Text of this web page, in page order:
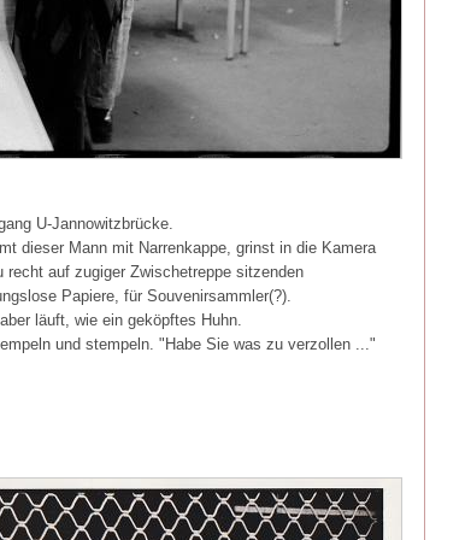
U-Jannowitzbrücke.
dieser Mann mit Narrenkappe, grinst in die Kamera
auf zugiger Zwischetreppe sitzenden
Papiere, für Souvenirsammler(?).
läuft, wie ein geköpftes Huhn.
und stempeln. "Habe Sie was zu verzollen ..."